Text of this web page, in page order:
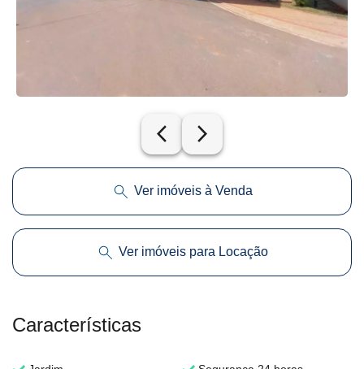
arrow_back_ios_new arrow_forward_ios
Ver imóveis à Venda
Ver imóveis para Locação
Características